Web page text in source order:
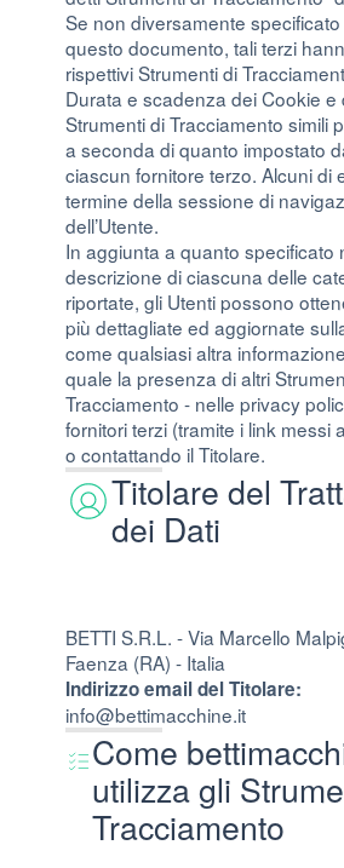
Se non diversamente specificato
questo documento, tali terzi
rispettivi Strumenti di
Durata e scadenza dei Cookie e
Strumenti di Tracciamento simili
a seconda di quanto impostato
ciascun fornitore terzo. Alcuni di
termine della sessione di
dell’Utente.
In aggiunta a quanto specificato
descrizione di ciascuna delle
riportate, gli Utenti possono
più dettagliate ed aggiornate
come qualsiasi altra
quale la presenza di altri
Tracciamento - nelle privacy
fornitori terzi (tramite i link messi
o contattando il Titolare.
Titolare del
dei Dati
BETTI S.R.L. - Via Marcello
Faenza (RA) - Italia
Indirizzo email del Titolare:
info@bettimacchine.it
Come
utilizza gli
Tracciamento